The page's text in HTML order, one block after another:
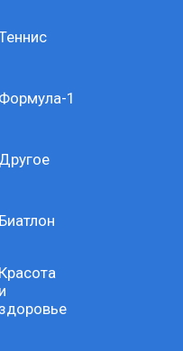
Формула-1
Другое
Биатлон
Красота
и
здоровье